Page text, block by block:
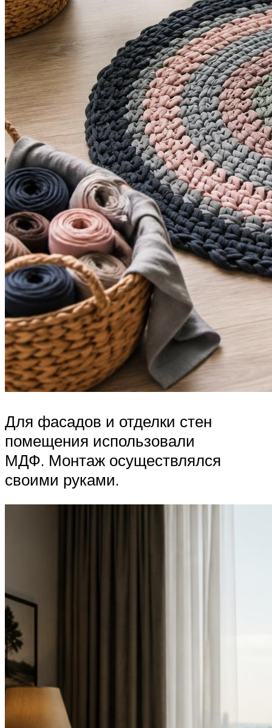
Для фасадов и отделки стен
помещения использовали
МДФ. Монтаж осуществлялся
своими руками.